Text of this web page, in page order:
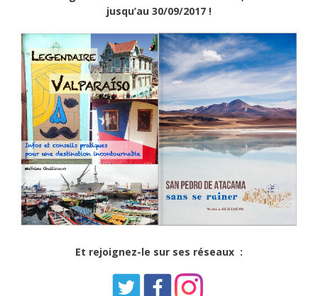
jusqu’au 30/09/2017 !
Et rejoignez-le sur ses réseaux :